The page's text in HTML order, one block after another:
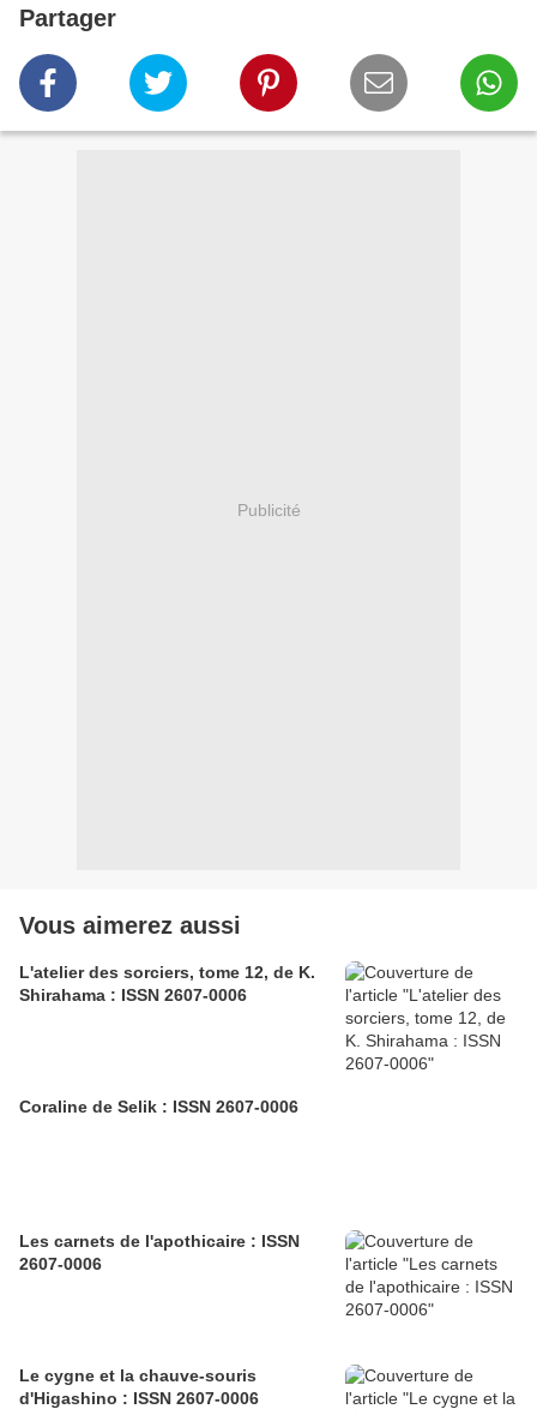
Partager
Publicité
Vous aimerez aussi
L'atelier des sorciers, tome 12, de K.
Shirahama : ISSN 2607-0006
Coraline de Selik : ISSN 2607-0006
Les carnets de l'apothicaire : ISSN
2607-0006
Le cygne et la chauve-souris
d'Higashino : ISSN 2607-0006